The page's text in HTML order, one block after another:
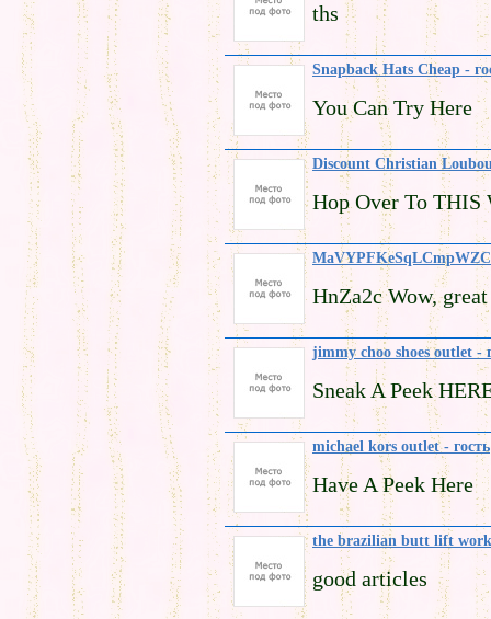
ths
Snapback Hats Cheap -
You Can Try Here
Discount Christian
Hop Over To THIS
HnZa2c Wow,
jimmy choo shoes outlet -
Sneak A Peek
michael kors outlet - гость
Have A Peek Here
the brazilian butt lift
good articles